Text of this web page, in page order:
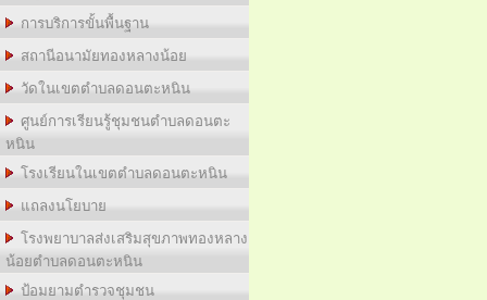
การบริการขั้นพื้นฐาน
สถานีอนามัยทองหลางน้อย
วัดในเขตตำบลดอนตะหนิน
ศูนย์การเรียนรู้ชุมชนตำบลดอนตะ
หนิน
โรงเรียนในเขตตำบลดอนตะหนิน
แถลงนโยบาย
โรงพยาบาลส่งเสริมสุขภาพทองหลาง
น้อยตำบลดอนตะหนิน
ป้อมยามตำรวจชุมชน